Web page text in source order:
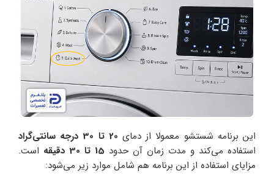
این برنامه شستشو معمولا از دمای 20 تا 30 درجه سانتی‌گراد
استفاده می‌کند و مدت زمان آن حدود 15 تا 30 دقیقه
است.
مزایای استفاده از این برنامه هم شامل موارد زیر می‌شود: